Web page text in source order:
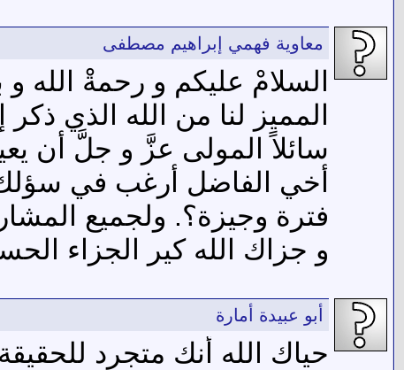
معاوية فهمي إبراهيم مصطفى
السلامْ عليكم و رحمةْ الله و
المميز لنا من الله الذي
سائلاً المولى عزَّ و جلَّ أن
أخي الفاضل أرغب في سؤلك
فترة وجيزة؟. ولجميع
و جزاك الله كير الجزاء
أبو عبيدة أمارة
حياك الله أنك متجرد للحقيقة